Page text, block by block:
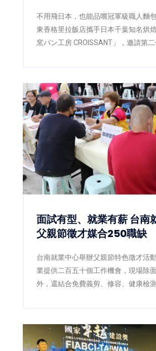
不用飛日本，也能品嚐冠軍級職人麵
東香格里拉飯店攜手日本千葉知名烘
窯パン工房 CROISSANT」，邀請第二
賽總冠軍的製作工藝首次完整導入台
至9月30日於飯店一樓「品香坊」推
麵包，不僅帶來享譽日本的最高金賞
更搶先日本市場推出2026年最新獲獎
葡萄彎月可頌」，以及人氣商品「幸
司」，讓台灣消費者率先品嚐日本最
面試有型、就業有薪 台南就業中心
父親節徵才媒合250職缺
台南就業中心舉辦父親節特色徵才活
業提供二百五十個工作機會，現場除
外，還結合免費義剪、修容、健康檢